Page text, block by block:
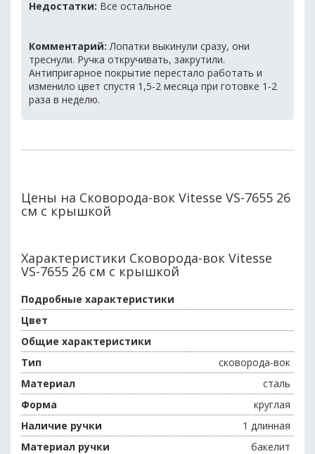
Недостатки: Все остальное
Комментарий: Лопатки выкинули сразу, они
треснули. Ручка откручивать, закрутили.
Антипригарное покрытие перестало работать и
изменило цвет спустя 1,5-2 месяца при готовке 1-2
раза в неделю.
Цены на Сковорода-вок Vitesse VS-7655 26
см с крышкой
Характеристики Сковорода-вок Vitesse
VS-7655 26 см с крышкой
Подробные характеристики
Цвет
Общие характеристики
Тип
сковорода-вок
Материал
сталь
Форма
круглая
Наличие ручки
1 длинная
Материал ручки
бакелит